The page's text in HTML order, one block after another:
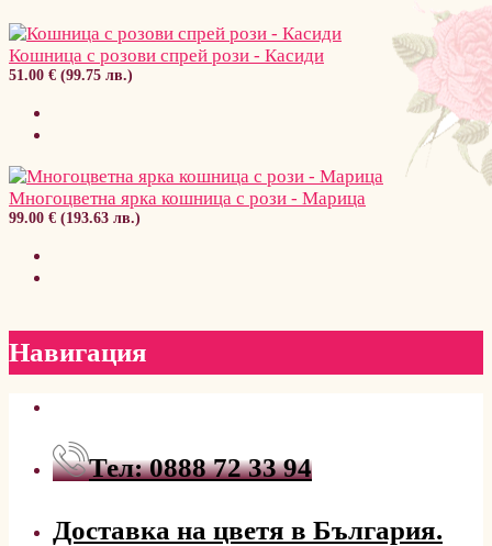
Кошница с розови спрей рози - Касиди
51.00 € (99.75 лв.)
Многоцветна ярка кошница с рози - Марица
99.00 € (193.63 лв.)
Навигация
Тел: 0888 72 33 94
Доставка на цветя в България.